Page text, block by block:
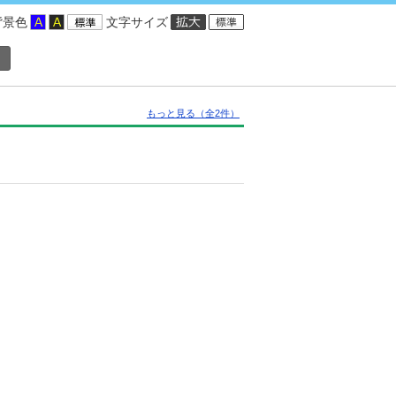
景色 文字サイズ
もっと見る（全2件）